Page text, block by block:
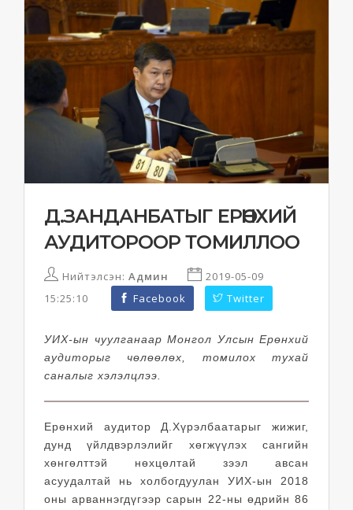
Д.ЗАНДАНБАТЫГ ЕРӨНХИЙ
АУДИТОРООР ТОМИЛЛОО
Нийтэлсэн: Админ
2019-05-09
15:25:10
Facebook Twitter
УИХ-ын чуулганаар Монгол Улсын Ерөнхий
аудиторыг чөлөөлөх, томилох тухай
саналыг хэлэлцлээ.
Ерөнхий аудитор Д.Хүрэлбаатарыг жижиг,
дунд үйлдвэрлэлийг хөгжүүлэх сангийн
хөнгөлттэй нөхцөлтай зээл авсан
асуудалтай нь холбогдуулан УИХ-ын 2018
оны арваннэгдүгээр сарын 22-ны өдрийн 86